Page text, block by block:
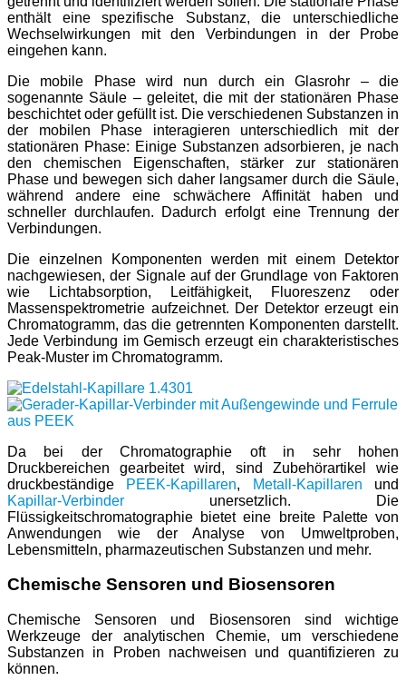
enthält eine spezifische Substanz, die unterschiedliche
Wechselwirkungen mit den Verbindungen in der Probe
eingehen kann.
Die mobile Phase wird nun durch ein Glasrohr – die
sogenannte Säule – geleitet, die mit der stationären Phase
beschichtet oder gefüllt ist. Die verschiedenen Substanzen in
der mobilen Phase interagieren unterschiedlich mit der
stationären Phase: Einige Substanzen adsorbieren, je nach
den chemischen Eigenschaften, stärker zur stationären
Phase und bewegen sich daher langsamer durch die Säule,
während andere eine schwächere Affinität haben und
schneller durchlaufen. Dadurch erfolgt eine Trennung der
Verbindungen.
Die einzelnen Komponenten werden mit einem Detektor
nachgewiesen, der Signale auf der Grundlage von Faktoren
wie Lichtabsorption, Leitfähigkeit, Fluoreszenz oder
Massenspektrometrie aufzeichnet. Der Detektor erzeugt ein
Chromatogramm, das die getrennten Komponenten darstellt.
Jede Verbindung im Gemisch erzeugt ein charakteristisches
Peak-Muster im Chromatogramm.
Da bei der Chromatographie oft in sehr hohen
Druckbereichen gearbeitet wird, sind Zubehörartikel wie
druckbeständige PEEK-Kapillaren, Metall-Kapillaren und
Kapillar-Verbinder unersetzlich. Die
Flüssigkeitschromatographie bietet eine breite Palette von
Anwendungen wie der Analyse von Umweltproben,
Lebensmitteln, pharmazeutischen Substanzen und mehr.
Chemische Sensoren und Biosensoren
Chemische Sensoren und Biosensoren sind wichtige
Werkzeuge der analytischen Chemie, um verschiedene
Substanzen in Proben nachweisen und quantifizieren zu
können.